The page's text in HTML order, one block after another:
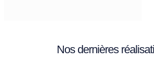
Nos dernières